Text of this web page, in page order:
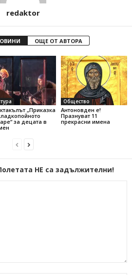
redaktor
ОЩЕ ОТ АВТОРА
„Приказка
за децата в
Общество
Антоновден е!
Празнуват 11
прекрасни имена
НЕ са задължителни!